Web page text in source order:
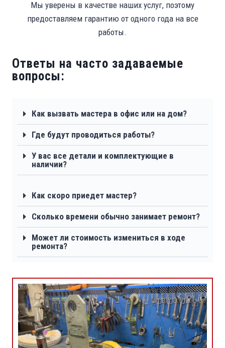
Мы уверены в качестве наших услуг, поэтому
предоставляем гарантию от одного года на все
работы.
Ответы на часто задаваемые
вопросы:
Как вызвать мастера в офис или на дом?
Где будут проводиться работы?
У вас все детали и комплектующие в
наличии?
Как скоро приедет мастер?
Сколько времени обычно занимает ремонт?
Может ли стоимость измениться в ходе
ремонта?